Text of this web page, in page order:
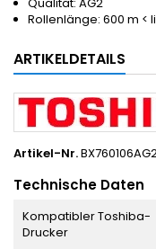
Rollenlänge: 600 m <
ARTIKELDETAILS
Artikel-Nr.
Technische Daten
Kompatibler Toshiba-
Drucker